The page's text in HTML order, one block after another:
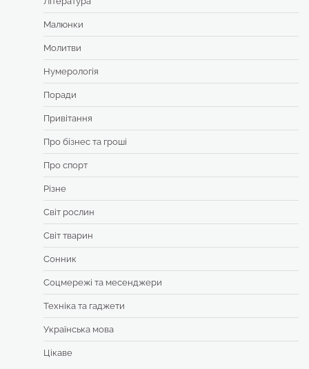
Малюнки
Молитви
Нумерологія
Поради
Привітання
Про бізнес та гроші
Про спорт
Різне
Світ рослин
Світ тварин
Сонник
Соцмережі та месенджери
Техніка та гаджети
Українська мова
Цікаве